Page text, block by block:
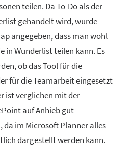
teilen. Da To-Do als der
gehandelt wird, wurde
angegeben, dass man wohl
in Wunderlist teilen kann. Es
ob das Tool für die
für die Teamarbeit eingesetzt
ist verglichen mit der
auf Anhieb gut
da im Microsoft Planner alles
dargestellt werden kann.